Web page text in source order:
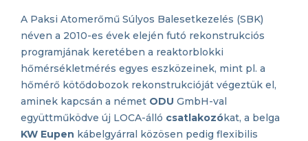
A Paksi Atomerőmű Súlyos Balesetkezelés (SBK)
néven a 2010-es évek elején futó rekonstrukciós
programjának keretében a reaktorblokki
hőmérsékletmérés egyes eszközeinek, mint pl. a
hőmérő kötődobozok rekonstrukcióját végeztük el,
aminek kapcsán a német ODU GmbH-val
együttműködve új LOCA-álló csatlakozókat, a belga
KW Eupen kábelgyárral közösen pedig flexibilis